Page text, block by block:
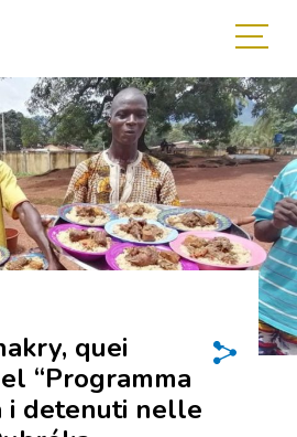
quei
“Programma
i detenuti nelle